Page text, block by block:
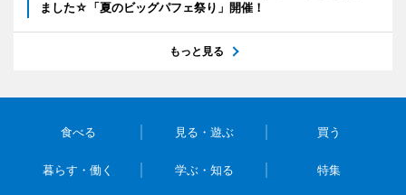
ました☆「夏のビッグパフェ祭り」開催！
もっと見る
食べる 見る・遊ぶ 買う
暮らす・働く 学ぶ・知る 特集